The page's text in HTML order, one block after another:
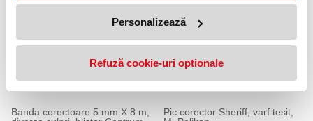
Personalizează
Refuză cookie-uri optionale
Banda corectoare 5 mm X 8 m,
Pic corector Sheriff, varf tesit,